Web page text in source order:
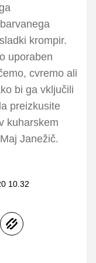
krompir.
uporaben
cvremo ali
bi ga vključili
preizkusite
kuharskem
Janežič.
10.32